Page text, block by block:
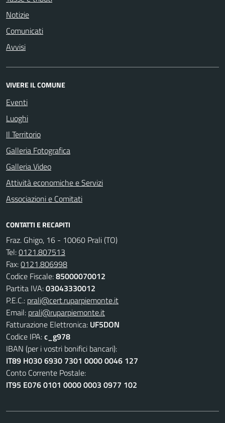
Notizie
Comunicati
Avvisi
VIVERE IL COMUNE
Eventi
Luoghi
Il Territorio
Galleria Fotografica
Galleria Video
Attività economiche e Servizi
Associazioni e Comitati
CONTATTI E RECAPITI
Fraz. Ghigo, 16 - 10060 Prali (TO)
Tel:0121.807513
Fax:0121.806998
Codice Fiscale:85000070012
Partita IVA:03043330012
P.E.C.: prali@cert.ruparpiemonte.it
Email: prali@ruparpiemonte.it
Fatturazione Elettronica: UF5DON
Codice IPA:c_g978
IBAN (per i vostri bonifici bancari):
IT89 H030 6930 7301 0000 0046 127
Conto Corrente Postale:
IT95 E076 0101 0000 0003 0977 102